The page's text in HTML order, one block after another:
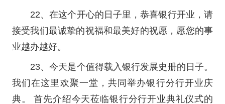
22、在这个开心的日子里，恭喜银行开业，请
接受我们最诚挚的祝福和最美好的祝愿，愿您的事
业越办越好。
23、今天是个值得载入银行发展史册的日子。
我们在这里欢聚一堂，共同举办银行分行开业庆
典。 首先介绍今天莅临银行分行开业典礼仪式的